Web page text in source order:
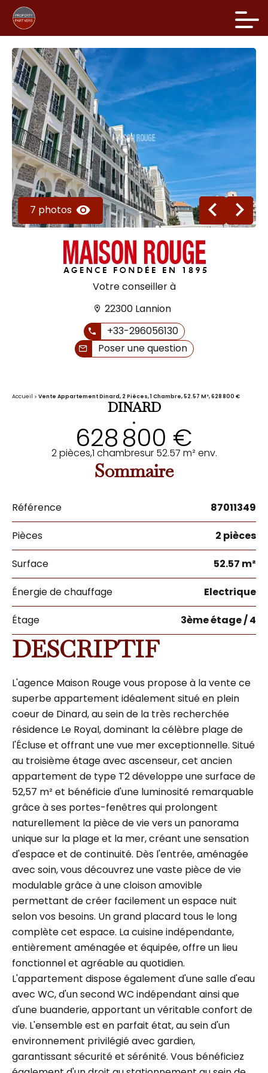
7 photos
Votre conseiller à
22300 Lannion
+33-296056130
Poser une question
Accueil Vente Appartement Dinard, 2 Pièces, 1 Chambre, 52.57 M², 628 800 €
DINARD
•
628 800 €
2 pièces,1 chambresur 52.57 m² env.
Sommaire
Référence 87011349
Pièces 2 pièces
Surface 52.57 m²
Énergie de chauffage Electrique
Étage 3ème étage / 4
DESCRIPTIF
L'agence Maison Rouge vous propose à la vente ce
superbe appartement idéalement situé en plein
coeur de Dinard, au sein de la très recherchée
résidence Le Royal, dominant la célèbre plage de
l'Écluse et offrant une vue mer exceptionnelle. Situé
au troisième étage avec ascenseur, cet ancien
appartement de type T2 développe une surface de
52,57 m² et bénéficie d'une luminosité remarquable
grâce à ses portes-fenêtres qui prolongent
naturellement la pièce de vie vers un panorama
unique sur la plage et la mer, créant une sensation
d'espace et de continuité. Dès l'entrée, aménagée
avec soin, vous découvrez une vaste pièce de vie
modulable grâce à une cloison amovible
permettant de créer facilement un espace nuit
selon vos besoins. Un grand placard tous le long
complète cet espace. La cuisine indépendante,
entièrement aménagée et équipée, offre un lieu
fonctionnel et agréable au quotidien.
L'appartement dispose également d'une salle d'eau
avec WC, d'un second WC indépendant ainsi que
d'une buanderie, apportant un véritable confort de
vie. L'ensemble est en parfait état, au sein d'un
environnement privilégié avec gardien,
garantissant sécurité et sérénité. Vous bénéficiez